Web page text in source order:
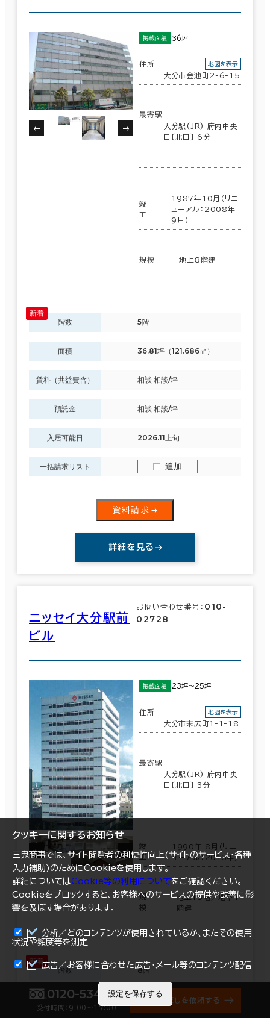
掲載面積 36坪
住所
大分市金池町2-6-15
地図を表示
最寄駅
大分駅(JR) 府内中央
口〔北口〕 6分
竣
工
1987年10月（リニ
ューアル：2008年
9月）
規模 地上8階建
階数 5階
面積 36.81坪（121.686㎡）
賃料（共益費含） 相談 相談/坪
預託金 相談 相談/坪
入居可能日 2026.11上旬
一括請求リスト 追加
資料請求
詳細を見る
ニッセイ大分駅前
ビル
お問い合わせ番号： 010-
02728
掲載面積 23坪～25坪
住所
大分市末広町1-1-18
地図を表示
最寄駅
大分駅(JR) 府内中央
口〔北口〕 3分
竣
工
1990年 8月（リニ
ューアル：2013年）
規
模
地上15階／地下1
階建
階数 8階
面積 25.782坪（85.23㎡）
まとめて資料請求
0120-534-011
受付時間：9:00〜17:00
オフィス探しを依頼する
クッキーに関するお知らせ
三鬼商事では、サイト閲覧者の利便性向上(サイトのサービス・各種
入力補助)のためにCookieを使用します。
詳細についてはCookie等の利用についてをご確認ください。
Cookieをブロックすると、お客様へのサービスの提供や改善に影
響を及ぼす場合があります。
分析／どのコンテンツが使用されているか、またその使用
状況や頻度等を測定
広告／お客様に合わせた広告・メール等のコンテンツ配信
設定を保存する